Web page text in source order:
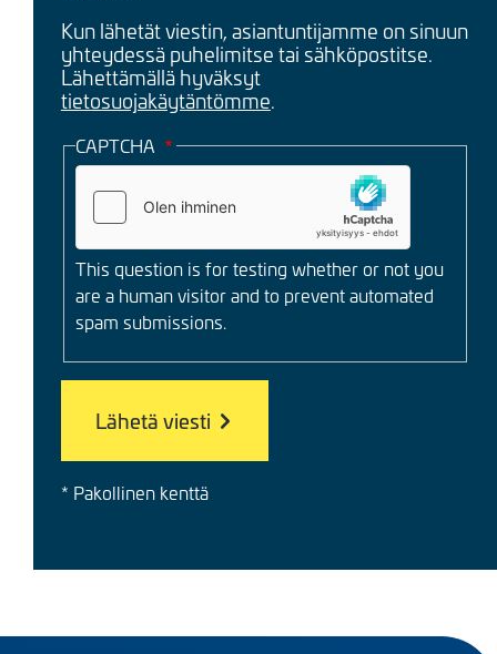
Kun lähetät viestin, asiantuntijamme on sinuun
yhteydessä puhelimitse tai sähköpostitse.
Lähettämällä hyväksyt
tietosuojakäytäntömme.
CAPTCHA
This question is for testing whether or not you
are a human visitor and to prevent automated
spam submissions.
* Pakollinen kenttä